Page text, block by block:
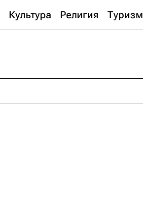
Культура Религия Туризм